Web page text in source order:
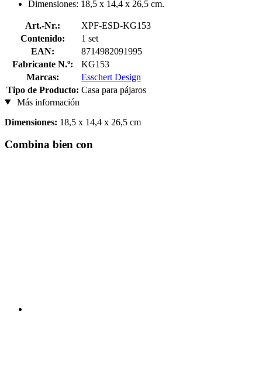
Dimensiones: 18,5 x 14,4 x 26,5 cm.
Art.-Nr.:
XPF-ESD-KG153
Contenido:
1 set
EAN:
8714982091995
Fabricante N.º:
KG153
Marcas:
Esschert Design
Tipo de Producto: Casa para pájaros
Más información
Dimensiones: 18,5 x 14,4 x 26,5 cm
Combina bien con